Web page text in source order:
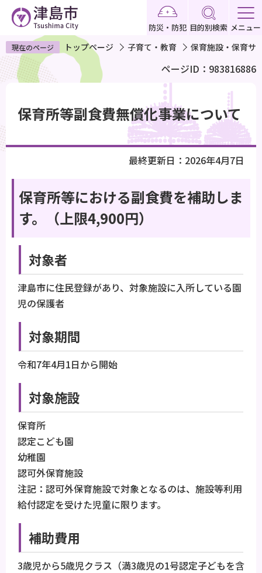
ペ
ー
ジ
で
す
防災・防犯 目的別検索 メニュー
現在のページ トップページ 子育て・教育 保育施設・保育サ
ページID：983816886
保育所等副食費無償化事業について
最終更新日：2026年4月7日
保育所等における副食費を補助しま
す。（上限4,900円）
対象者
津島市に住民登録があり、対象施設に入所している園
児の保護者
対象期間
令和7年4月1日から開始
対象施設
保育所
認定こども園
幼稚園
認可外保育施設
注記：認可外保育施設で対象となるのは、施設等利用
給付認定を受けた児童に限ります。
補助費用
3歳児から5歳児クラス（満3歳児の1号認定子どもを含